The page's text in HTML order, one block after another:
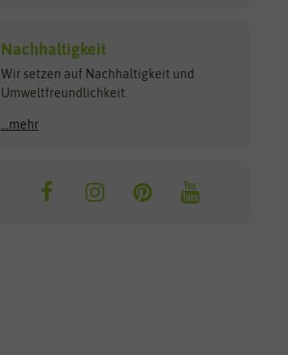
Nachhaltigkeit
Wir setzen auf Nachhaltigkeit und
Umweltfreundlichkeit.
...mehr